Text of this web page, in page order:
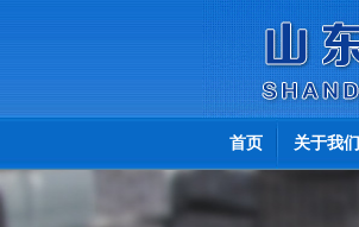
首页 关于我们